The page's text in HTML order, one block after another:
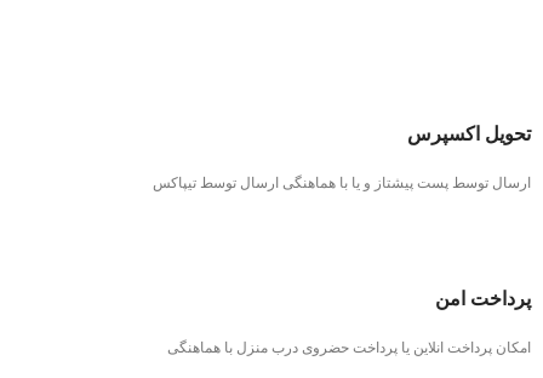
تحویل اکسپرس
ارسال توسط پست پیشتاز و یا با هماهنگی ارسال توسط تیپاکس
پرداخت امن
امکان پرداخت انلاین یا پرداخت حضروی درب منزل با هماهنگی